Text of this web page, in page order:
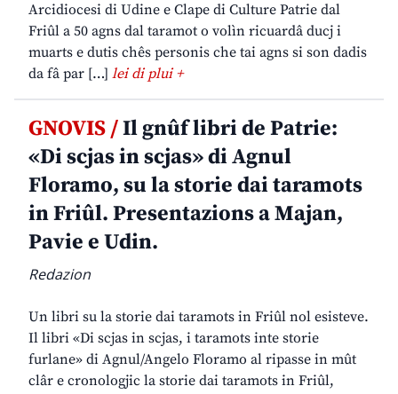
Arcidiocesi di Udine e Clape di Culture Patrie dal
Friûl a 50 agns dal taramot o volìn ricuardâ ducj i
muarts e dutis chês personis che tai agns si son dadis
da fâ par […] lei di plui +
GNOVIS /Il gnûf libri de Patrie:
«Di scjas in scjas» di Agnul
Floramo, su la storie dai taramots
in Friûl. Presentazions a Majan,
Pavie e Udin.
Redazion
Un libri su la storie dai taramots in Friûl nol esisteve.
Il libri «Di scjas in scjas, i taramots inte storie
furlane» di Agnul/Angelo Floramo al ripasse in mût
clâr e cronologjic la storie dai taramots in Friûl,